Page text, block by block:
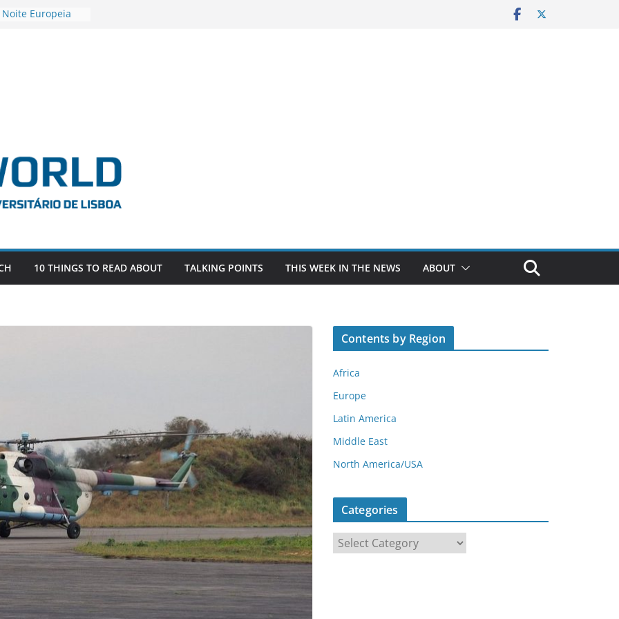
Noite Europeia
as the
EU, Russia
SAGE
10 THINGS TO READ ABOUT TALKING POINTS THIS WEEK IN THE NEWS ABOUT
Contents by Region
Africa
Europe
Latin America
Middle East
North America/USA
Categories